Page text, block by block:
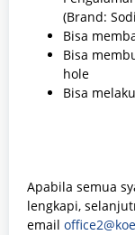
(Brand:
Bisa
Bisa
hole
Bisa
Apabila semua
lengkapi,
email